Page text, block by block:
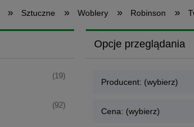
» Sztuczne » Woblery » Robinson »
(19)
(92)
Opcje przeglądania
Producent: (wybierz)
Cena: (wybierz)